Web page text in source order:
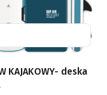
KAJAKOWY- deska